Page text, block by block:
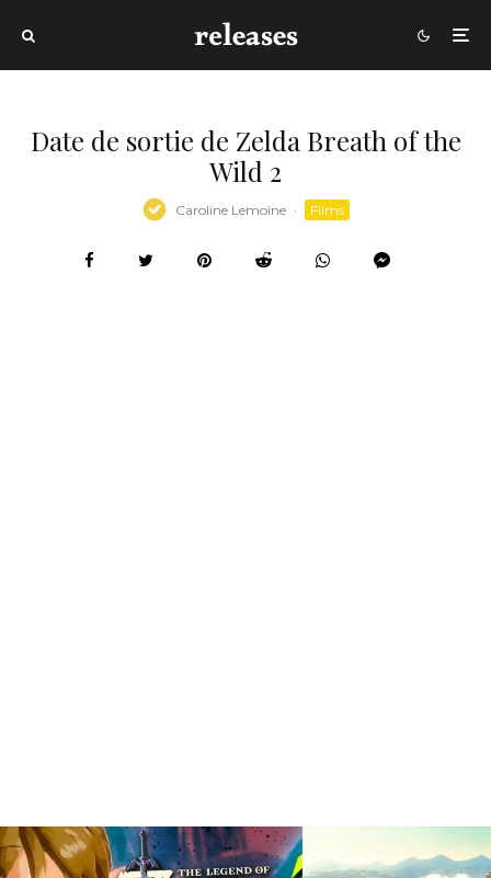
Date de sortie de Zelda Breath of the
Wild 2
Caroline Lemoine · Films